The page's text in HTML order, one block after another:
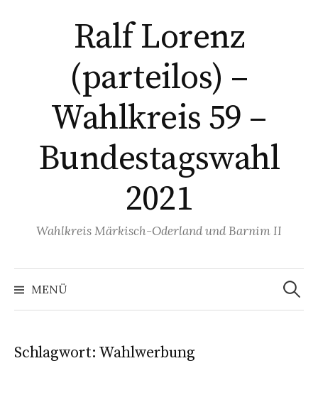
Ralf Lorenz
(parteilos) –
Wahlkreis 59 –
Bundestagswahl
2021
Wahlkreis Märkisch-Oderland und Barnim II
MENÜ
Suchen
nach:
Schlagwort: Wahlwerbung